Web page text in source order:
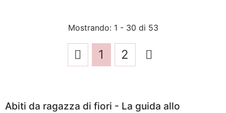
Mostrando: 1 - 30 di 53
1 2
Abiti da ragazza di fiori - La guida allo